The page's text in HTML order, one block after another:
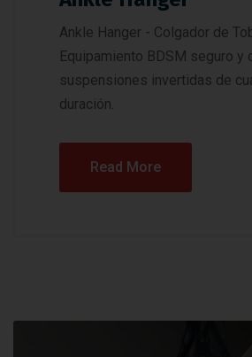
Ankle Hanger - Colgador de
Equipamiento BDSM seguro y
suspensiones invertidas de
duración.
Read More